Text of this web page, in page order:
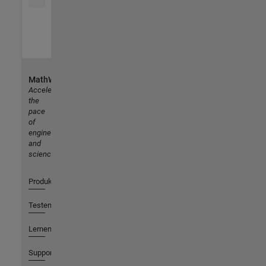
MathWorks
Accelerating
the
pace
of
engineering
and
science
Produkte
Testen oder Kaufen
Lernen
Support